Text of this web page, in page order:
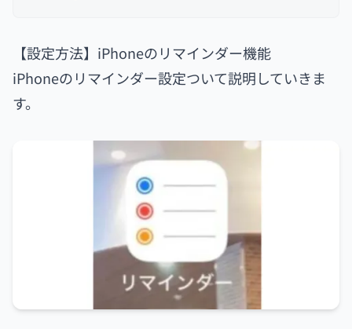
【設定方法】iPhoneのリマインダー機能
iPhoneのリマインダー設定ついて説明していきま
す。